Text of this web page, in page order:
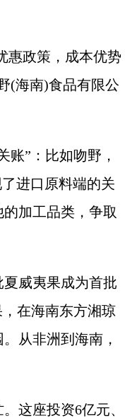
政策，成本优势
(海南)食品有限公
”：比如吻野，
进口原料端的关
加工品类，争取
威夷果成为首批
在海南东方湘琼
从非洲到海南，
这座投资6亿元、